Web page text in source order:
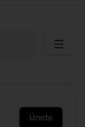
Únete